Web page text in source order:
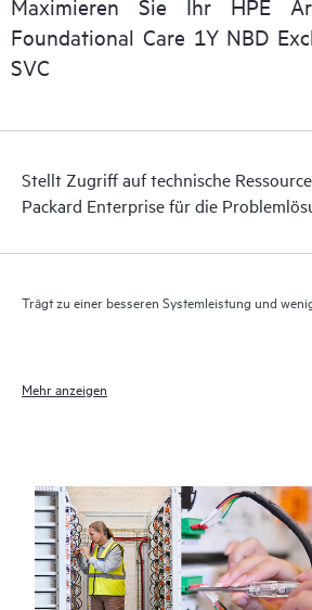
Darüber hinaus bietet HPE Foundation
elektronischen Zugriff auf zugehörige
Supportinformationen, sodass jeder Ihrer
kann.
Maximieren Sie Ihr HPE
Foundational Care 1Y NBD
SVC
Stellt Zugriff auf technische
Packard Enterprise für die
Trägt zu einer besseren Systemleistung und
Mehr anzeigen